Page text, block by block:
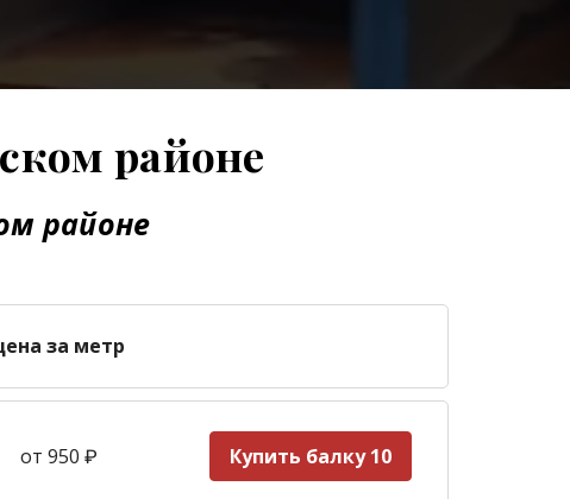
районе
районе
за метр
от 950 ₽ Купить балку 10